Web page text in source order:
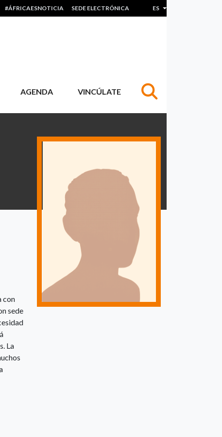
#ÁFRICAESNOTICIA SEDE ELECTRÓNICA ES Lista adicional de
AGENDA VINCÚLATE
con
sede
La